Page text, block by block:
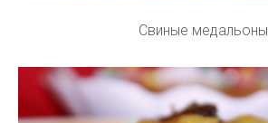
Свиные медальоны